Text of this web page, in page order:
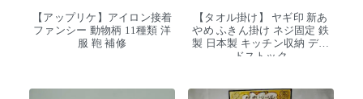
【アップリケ】アイロン接着
ファンシー 動物柄 11種類 洋
服 鞄 補修
【タオル掛け】 ヤギ印 新あ
やめ ふきん掛け ネジ固定 鉄
製 日本製 キッチン収納 デッ
ドストック